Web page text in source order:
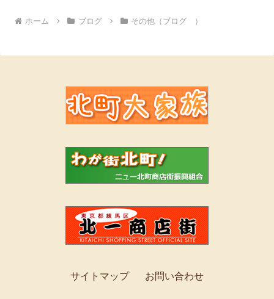
ホーム ブログ その他（ブログ ）
サイトマップ お問い合わせ